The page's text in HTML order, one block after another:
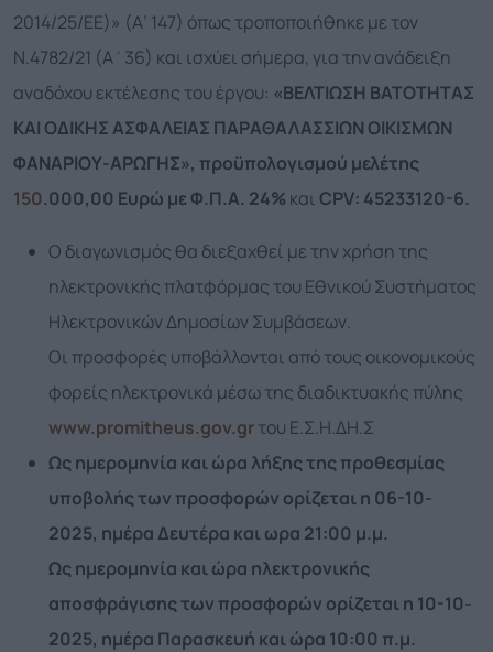
2014/25/ΕΕ)» (Α’ 147) όπως τροποποιήθηκε με τον
Ν.4782/21 (Α΄36) και ισχύει σήμερα, για την ανάδειξη
αναδόχου εκτέλεσης του έργου: «ΒΕΛΤΙΩΣΗ ΒΑΤΟΤΗΤΑΣ
ΚΑΙ ΟΔΙΚΗΣ ΑΣΦΑΛΕΙΑΣ ΠΑΡΑΘΑΛΑΣΣΙΩΝ ΟΙΚΙΣΜΩΝ
ΦΑΝΑΡΙΟΥ-ΑΡΩΓΗΣ», προϋπολογισμού μελέτης
150.000,00 Ευρώ με Φ.Π.Α. 24% και CPV: 45233120-6.
Ο διαγωνισμός θα διεξαχθεί με την χρήση της
ηλεκτρονικής πλατφόρμας του Εθνικού Συστήματος
Ηλεκτρονικών Δημοσίων Συμβάσεων.
Οι προσφορές υποβάλλονται από τους οικονομικούς
φορείς ηλεκτρονικά μέσω της διαδικτυακής πύλης
www.promitheus.gov.grτου Ε.Σ.Η.ΔΗ.Σ
Ως ημερομηνία και ώρα λήξης της προθεσμίας
υποβολής των προσφορών ορίζεται η 06-10-
2025, ημέρα Δευτέρα και ωρα 21:00 μ.μ.
Ως ημερομηνία και ώρα ηλεκτρονικής
αποσφράγισης των προσφορών ορίζεται η 10-10-
2025, ημέρα Παρασκευή και ώρα 10:00 π.μ.